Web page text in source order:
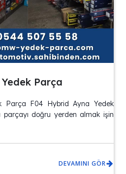
Parça
Parça F04 Hybrid Ayna Yedek
parçayı doğru yerden almak işin
DEVAMINI GÖR